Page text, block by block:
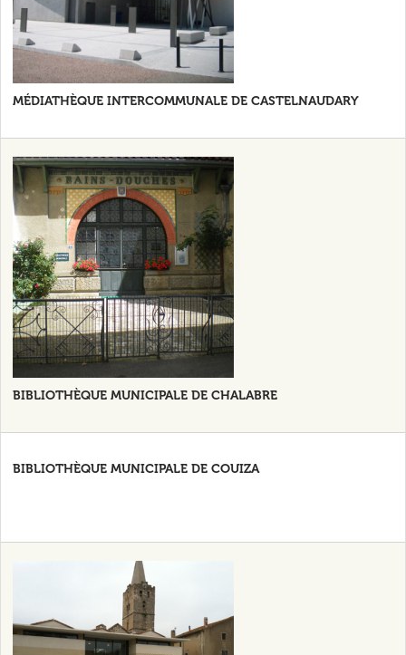
MÉDIATHÈQUE INTERCOMMUNALE DE CASTELNAUDARY
BIBLIOTHÈQUE MUNICIPALE DE CHALABRE
BIBLIOTHÈQUE MUNICIPALE DE COUIZA